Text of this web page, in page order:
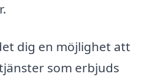
dig en möjlighet att
som erbjuds